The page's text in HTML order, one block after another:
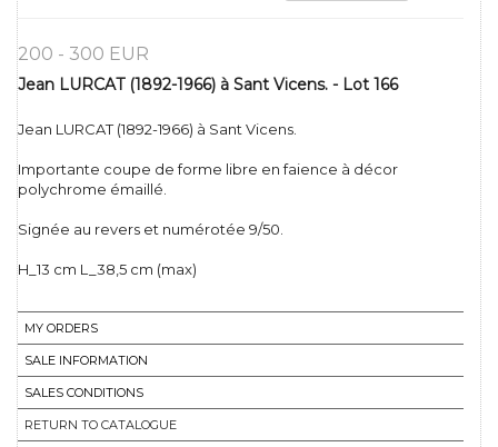
200 - 300 EUR
Jean LURCAT (1892-1966) à Sant Vicens. - Lot 166
Jean LURCAT (1892-1966) à Sant Vicens.
Importante coupe de forme libre en faience à décor
polychrome émaillé.
Signée au revers et numérotée 9/50.
H_13 cm L_38,5 cm (max)
MY ORDERS
SALE INFORMATION
SALES CONDITIONS
RETURN TO CATALOGUE